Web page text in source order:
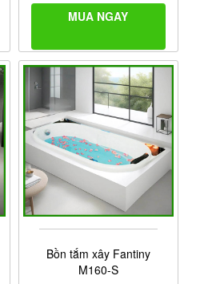
MUA NGAY
Bồn tắm xây Fantiny
M160-S